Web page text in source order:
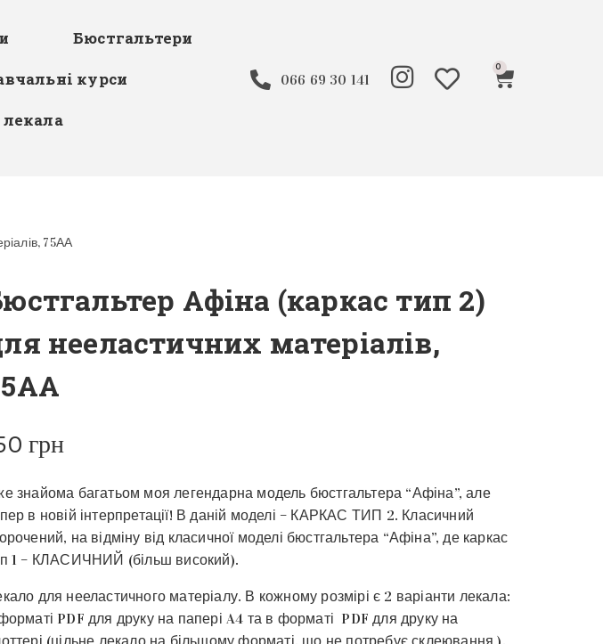
Бюстгальтери
курси
066 69 30 141
0
75АА
Афіна (каркас тип 2)
нееластичних матеріалів,
грн
знайома багатьом моя легендарна модель бюстгальтера “Афіна”, але
в новій інтерпретації! В даній моделі – КАРКАС ТИП 2. Класичний
на відміну від класичної моделі бюстгальтера “Афіна”, де каркас
1 – КЛАСИЧНИЙ (більш високий).
для нееластичного матеріалу. В кожному розмірі є 2 варіанти лекала:
PDF для друку на папері A4 та в форматі PDF для друку на
(цільне лекало на більшому форматі, що не потребує склеювання ).